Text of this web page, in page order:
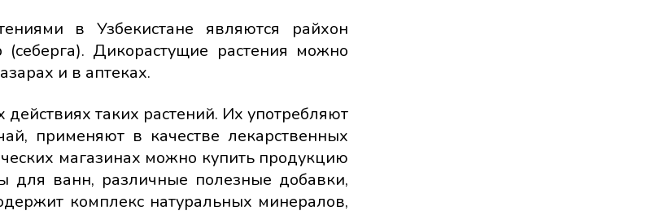
в Узбекистане являются райхон
Дикорастущие растения можно
и в аптеках.
таких растений. Их употребляют
применяют в качестве лекарственных
магазинах можно купить продукцию
для ванн, различные полезные добавки,
комплекс натуральных минералов,